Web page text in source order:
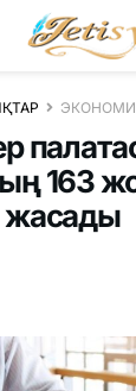
163
жасады